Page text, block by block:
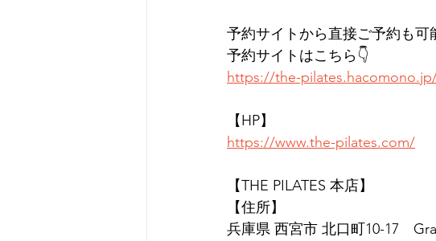
予約サイトから直接ご予約も可
予約サイトはこちら👇
https://the-
【HP】
https://www.the-pilates.com/
【THE PILATES 本店】
【住所】
兵庫県 西宮市 北口町10-17　